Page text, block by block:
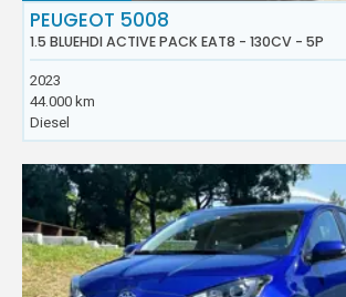
PEUGEOT 5008
1.5 BLUEHDI ACTIVE PACK EAT8 - 130CV - 5P
2023
44.000 km
Diesel